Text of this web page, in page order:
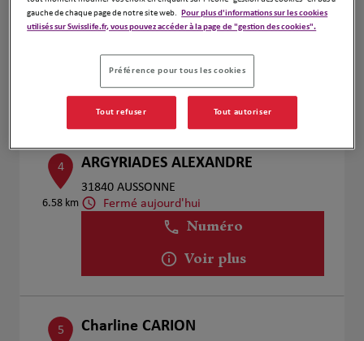
6.2 km
241 rue Gaston Doumergue
31170 Tournefeuille
Numéro
Voir plus
4
6.58 km
ARGYRIADES ALEXANDRE
31840 AUSSONNE
Fermé aujourd'hui
Numéro
Voir plus
5 Charline CARION
gauche de chaque page de notre site web. Pour plus d'informations sur les cookies
utilisés sur Swisslife.fr, vous pouvez accéder à la page de "gestion des cookies".
Préférence pour tous les cookies
Tout refuser Tout autoriser